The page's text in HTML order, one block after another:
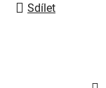
Sdílet